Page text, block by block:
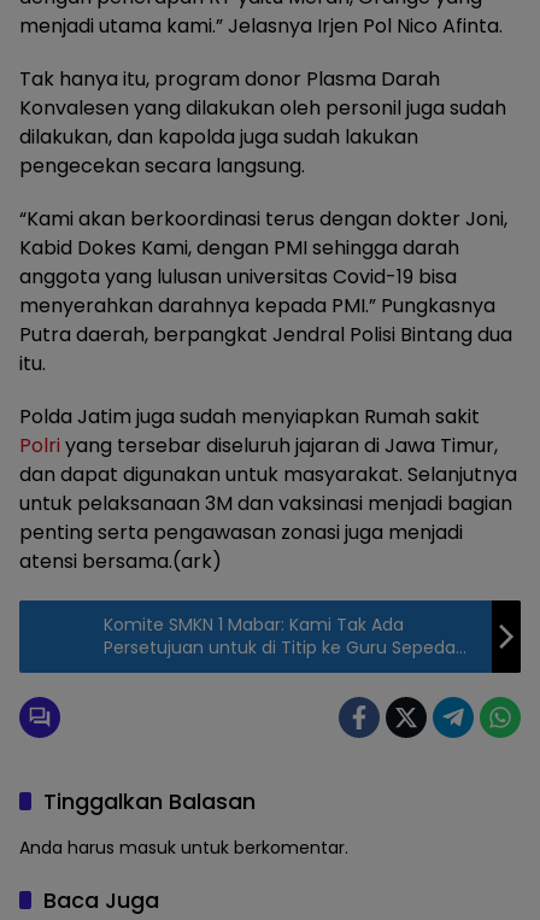
menjadi utama kami.” Jelasnya Irjen Pol Nico Afinta.
Tak hanya itu, program donor Plasma Darah
Konvalesen yang dilakukan oleh personil juga sudah
dilakukan, dan kapolda juga sudah lakukan
pengecekan secara langsung.
“Kami akan berkoordinasi terus dengan dokter Joni,
Kabid Dokes Kami, dengan PMI sehingga darah
anggota yang lulusan universitas Covid-19 bisa
menyerahkan darahnya kepada PMI.” Pungkasnya
Putra daerah, berpangkat Jendral Polisi Bintang dua
itu.
Polda Jatim juga sudah menyiapkan Rumah sakit
Polri yang tersebar diseluruh jajaran di Jawa Timur,
dan dapat digunakan untuk masyarakat. Selanjutnya
untuk pelaksanaan 3M dan vaksinasi menjadi bagian
penting serta pengawasan zonasi juga menjadi
atensi bersama.(ark)
Komite SMKN 1 Mabar: Kami Tak Ada
Persetujuan untuk di Titip ke Guru Sepeda
Motor
Tinggalkan Balasan
Anda harus masuk untuk berkomentar.
Baca Juga